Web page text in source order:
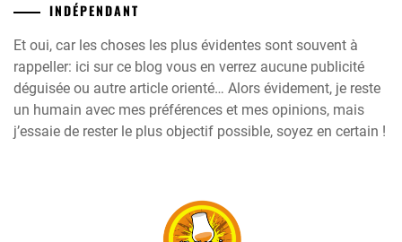
INDÉPENDANT
Et oui, car les choses les plus évidentes sont souvent à
rappeller: ici sur ce blog vous en verrez aucune publicité
déguisée ou autre article orienté… Alors évidement, je reste
un humain avec mes préférences et mes opinions, mais
j’essaie de rester le plus objectif possible, soyez en certain !